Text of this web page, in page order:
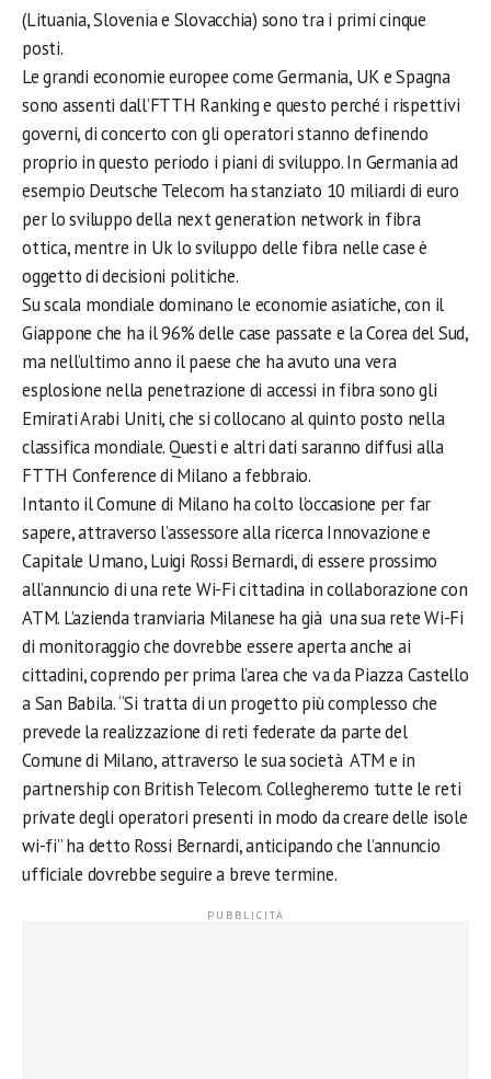
(Lituania, Slovenia e Slovacchia) sono tra i primi cinque
posti.
Le grandi economie europee come Germania, UK e Spagna
sono assenti dall’FTTH Ranking e questo perché i rispettivi
governi, di concerto con gli operatori stanno definendo
proprio in questo periodo i piani di sviluppo. In Germania ad
esempio Deutsche Telecom ha stanziato 10 miliardi di euro
per lo sviluppo della next generation network in fibra
ottica, mentre in Uk lo sviluppo delle fibra nelle case è
oggetto di decisioni politiche.
Su scala mondiale dominano le economie asiatiche, con il
Giappone che ha il 96% delle case passate e la Corea del Sud,
ma nell’ultimo anno il paese che ha avuto una vera
esplosione nella penetrazione di accessi in fibra sono gli
Emirati Arabi Uniti, che si collocano al quinto posto nella
classifica mondiale. Questi e altri dati saranno diffusi alla
FTTH Conference di Milano a febbraio.
Intanto il Comune di Milano ha colto l’occasione per far
sapere, attraverso l’assessore alla ricerca Innovazione e
Capitale Umano, Luigi Rossi Bernardi, di essere prossimo
all’annuncio di una rete Wi-Fi cittadina in collaborazione con
ATM. L’azienda tranviaria Milanese ha già una sua rete Wi-Fi
di monitoraggio che dovrebbe essere aperta anche ai
cittadini, coprendo per prima l’area che va da Piazza Castello
a San Babila. “Si tratta di un progetto più complesso che
prevede la realizzazione di reti federate da parte del
Comune di Milano, attraverso le sua società ATM e in
partnership con British Telecom. Collegheremo tutte le reti
private degli operatori presenti in modo da creare delle isole
wi-fi” ha detto Rossi Bernardi, anticipando che l’annuncio
ufficiale dovrebbe seguire a breve termine.